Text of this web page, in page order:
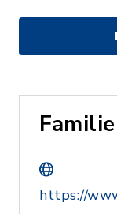
https://